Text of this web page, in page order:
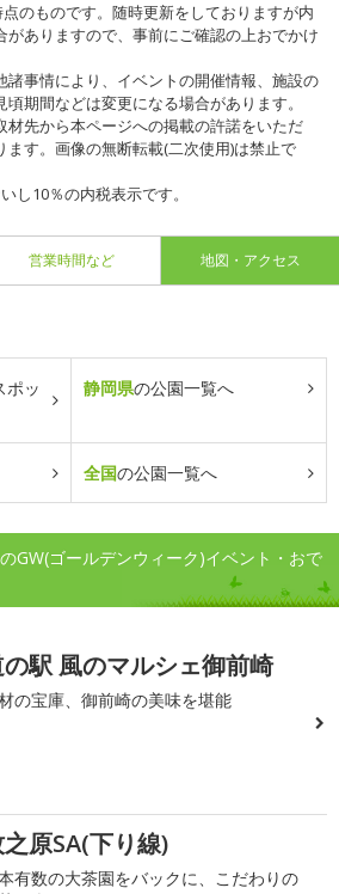
のものです。随時更新をしておりますが内
がありますので、事前にご確認の上おでかけ
事情により、イベントの開催情報、施設の
期間などは変更になる場合があります。
先から本ページへの掲載の許諾をいただ
ます。画像の無断転載(二次使用)は禁止で
し10％の内税表示です。
営業時間など 地図・アクセス
ポッ
静岡県の公園一覧へ
全国の公園一覧へ
GW(ゴールデンウィーク)イベント・おで
駅 風のマルシェ御前崎
の宝庫、御前崎の美味を堪能
原SA(下り線)
有数の大茶園をバックに、こだわりの